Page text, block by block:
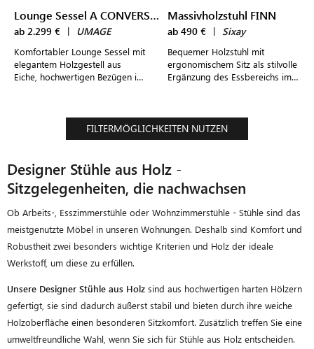
Lounge Sessel A CONVERSATION PIECE TALL
ab 2.299 € | UMAGE
Komfortabler Lounge Sessel mit
elegantem Holzgestell aus
Eiche, hochwertigen Bezügen im
Massivholzstuhl FINN
ab 490 € | Sixay
Bequemer Holzstuhl mit
ergonomischem Sitz als stilvolle
Ergänzung des Essbereichs im
FILTERMÖGLICHKEITEN NUTZEN
Designer Stühle aus Holz -
Sitzgelegenheiten, die nachwachsen
Ob Arbeits-, Esszimmerstühle oder Wohnzimmerstühle - Stühle sind das
meistgenutzte Möbel in unseren Wohnungen. Deshalb sind Komfort und
Robustheit zwei besonders wichtige Kriterien und Holz der ideale
Werkstoff, um diese zu erfüllen.
Unsere Designer Stühle aus Holz sind aus hochwertigen harten Hölzern
gefertigt, sie sind dadurch äußerst stabil und bieten durch ihre weiche
Holzoberfläche einen besonderen Sitzkomfort. Zusätzlich treffen Sie eine
umweltfreundliche Wahl, wenn Sie sich für Stühle aus Holz entscheiden.